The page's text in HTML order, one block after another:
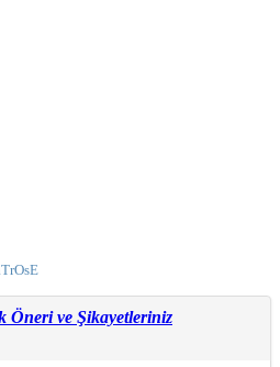
Öneri ve Şikayetleriniz